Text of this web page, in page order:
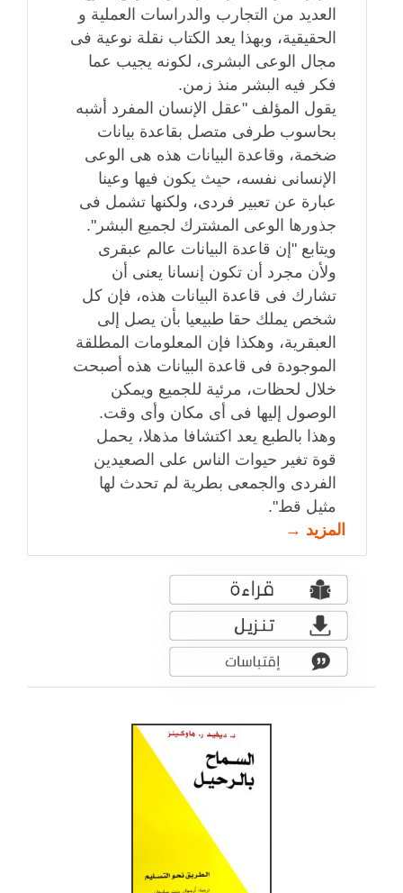
العديد من التجارب والدراسات العملية و
الحقيقية، وبهذا يعد الكتاب نقلة نوعية فى
مجال الوعى البشرى، لكونه يجيب عما
فكر فيه البشر منذ زمن.
يقول المؤلف "عقل الإنسان المفرد أشبه
بحاسوب طرفى متصل بقاعدة بيانات
ضخمة، وقاعدة البيانات هذه هى الوعى
الإنسانى نفسه، حيث يكون فيها وعينا
عبارة عن تعبير فردى، ولكنها تشمل فى
جذورها الوعى المشترك لجميع البشر".
ويتابع "إن قاعدة البيانات عالم عبقرى
ولأن مجرد أن تكون إنسانا يعنى أن
تشارك فى قاعدة البيانات هذه، فإن كل
شخص يملك حقا طبيعيا بأن يصل إلى
العبقرية، وهكذا فإن المعلومات المطلقة
الموجودة فى قاعدة البيانات هذه أصبحت
خلال لحظات، مرئية للجميع ويمكن
الوصول إليها فى أى مكان وأى وقت.
وهذا بالطبع يعد اكتشافا مذهلا، يحمل
قوة تغير حيوات الناس على الصعيدين
الفردى والجمعى بطرية لم تحدث لها
مثيل قط".
المزيد →